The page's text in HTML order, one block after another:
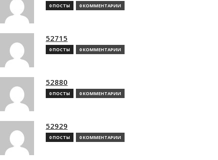
0 ПОСТЫ 0 КОММЕНТАРИИ
52715
0 ПОСТЫ 0 КОММЕНТАРИИ
52880
0 ПОСТЫ 0 КОММЕНТАРИИ
52929
0 ПОСТЫ 0 КОММЕНТАРИИ